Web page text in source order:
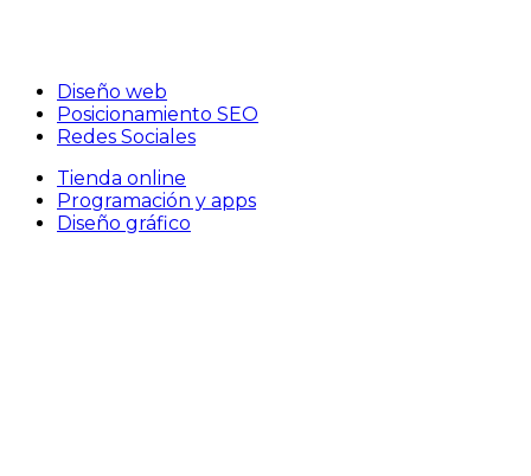
Diseño web
Posicionamiento SEO
Redes Sociales
Tienda online
Programación y apps
Diseño gráfico